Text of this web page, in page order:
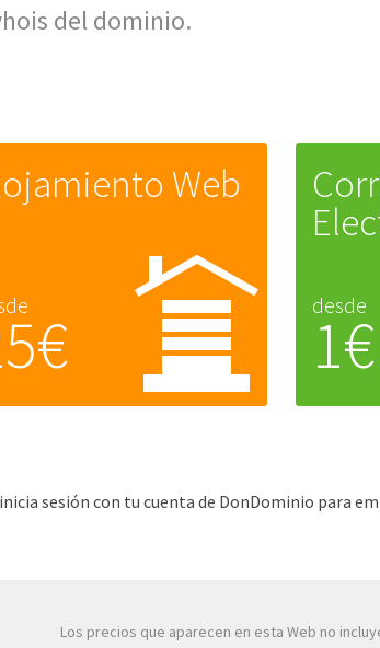
del dominio.
Web
desde
1€
sesión con tu cuenta de DonDominio para
Los precios que aparecen en esta Web no